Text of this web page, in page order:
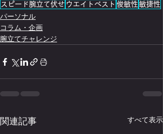
スピード腕立て伏せ ウエイトベスト 俊敏性 敏捷性
パーソナル
コラム・企画
腕立てチャレンジ
関連記事 すべて表示